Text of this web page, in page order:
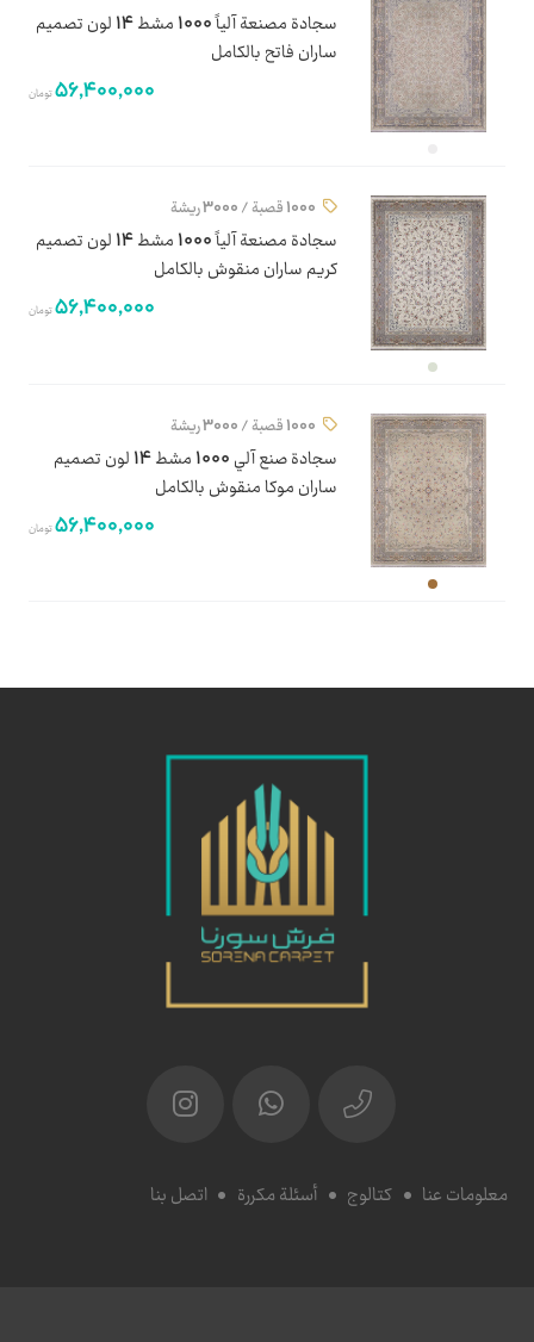
سجادة مصنعة آلياً 1000 مشط 14 لون تصميم
ساران فاتح بالكامل
56,400,000تومان
1000 قصبة / 3000 ريشة
سجادة مصنعة آلياً 1000 مشط 14 لون تصميم
كريم ساران منقوش بالكامل
56,400,000تومان
1000 قصبة / 3000 ريشة
سجادة صنع آلي 1000 مشط 14 لون تصميم
ساران موكا منقوش بالكامل
56,400,000تومان
معلومات عنا كتالوج أسئلة مكررة اتصل بنا